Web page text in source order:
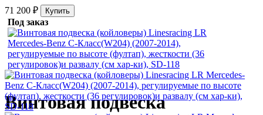
71 200 ₽ Купить
Под заказ
Винтовая подвеска